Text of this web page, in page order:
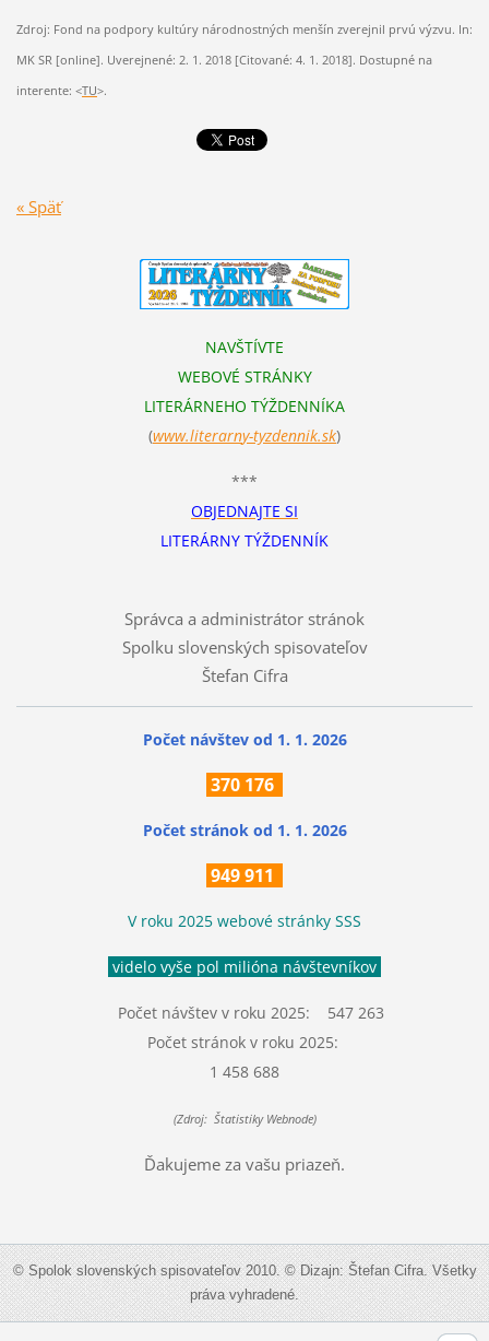
Zdroj: Fond na podpory kultúry národnostných menšín zverejnil prvú výzvu. In:
MK SR [online]. Uverejnené: 2. 1. 2018 [Citované: 4. 1. 2018]. Dostupné na
interente: <TU>.
« Späť
NAVŠTÍVTE
WEBOVÉ STRÁNKY
LITERÁRNEHO TÝŽDENNÍKA
(www.literarny-tyzdennik.sk)
***
OBJEDNAJTE SI
LITERÁRNY TÝŽDENNÍK
Správca a administrátor stránok
Spolku slovenských spisovateľov
Štefan Cifra
Počet návštev od 1. 1. 2026
370 176
Počet stránok od 1. 1. 2026
949 911
V roku 2025 webové stránky SSS
videlo vyše pol milióna návštevníkov
Počet návštev v roku 2025: 547 263
Počet stránok v roku 2025:
1 458 688
(Zdroj: Štatistiky Webnode)
Ďakujeme za vašu priazeň.
© Spolok slovenských spisovateľov 2010. © Dizajn: Štefan Cifra. Všetky
práva vyhradené.